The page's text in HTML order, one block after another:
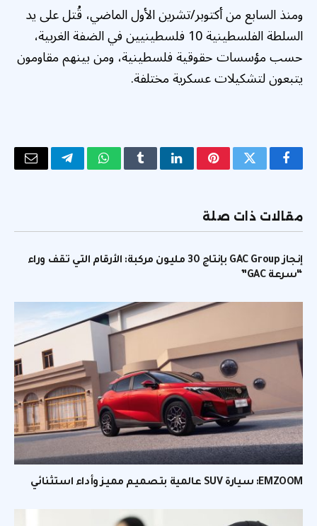
ومنذ السابع من أكتوبر/تشرين الأول الماضي، قُتل على يد
السلطة الفلسطينية 10 فلسطينيين في الضفة الغربية،
حسب مؤسسات حقوقية فلسطينية، ومن بينهم مقاومون
يتبعون لتشكيلات عسكرية مختلفة.
فيسبوكتويتر بينتيريستلينكدإنTumblrواتسابتيلقرامالبريد
مقالات ذات صلة
إنجاز GAC Group بإنتاج 30 مليون مركبة: الأرقام التي تقف وراء
“سرعة GAC”
EMZOOM: سيارة SUV عالمية بتصميم مميز وأداء استثنائي